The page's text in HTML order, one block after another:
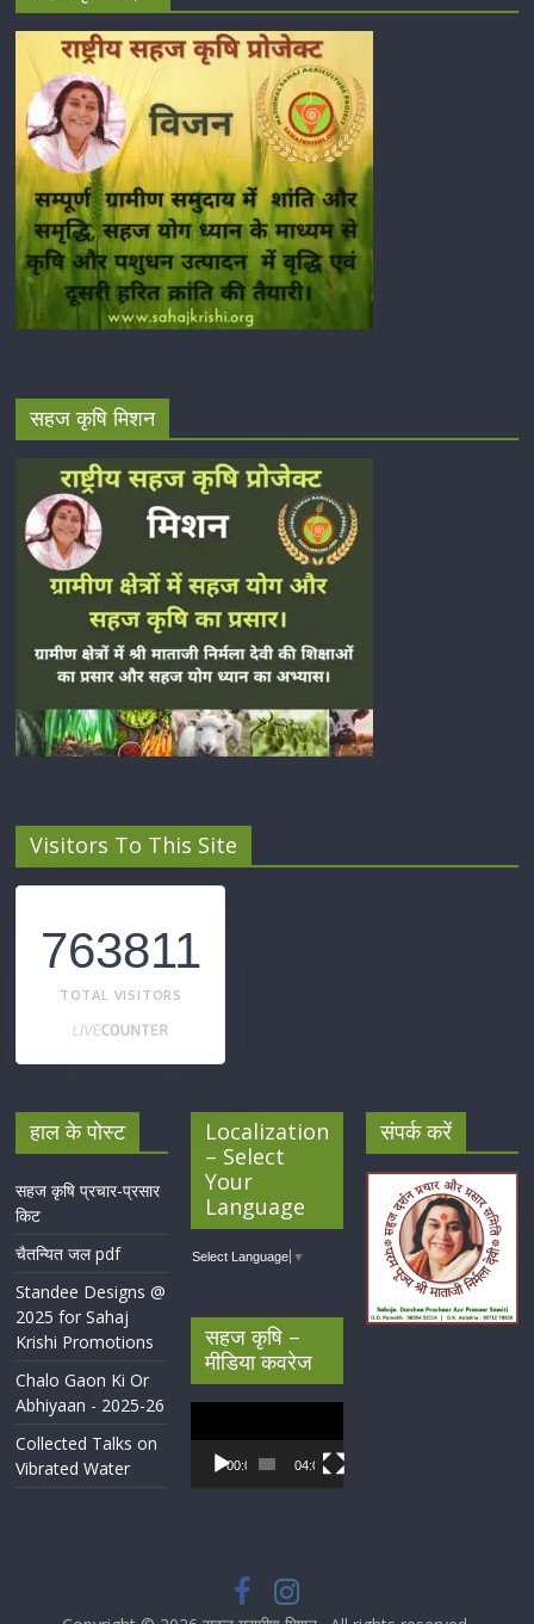
सहज कृषि मिशन
Visitors To This Site
763811
TOTAL VISITORS
हाल के पोस्ट
सहज कृषि प्रचार-प्रसार
किट
चैतन्यित जल pdf
Standee Designs @
2025 for Sahaj
Krishi Promotions
Chalo Gaon Ki Or
Abhiyaan - 2025-26
Collected Talks on
Vibrated Water
Localization
– Select
Your
Language
Select Language ▼
सहज कृषि –
मीडिया कवरेज
Player
00:00 04:07
संपर्क करें